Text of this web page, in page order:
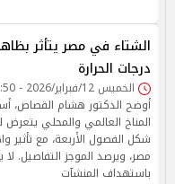
الشتاء في مصر يتأثر
درجات الحرارة
الخميس 12/فبراير/2026 - 12:50 ص
أوضح الدكتور هشام القصاص،
المناخ العالمي والمحلي يتعرض
شكل الفصول الأربعة، مع
مصر، ويرصد الموجز التفاصيل. لا
باستهداف المنشآت